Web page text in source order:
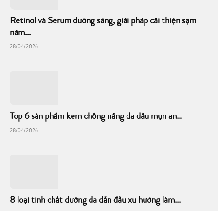
Retinol và Serum dưỡng sáng, giải pháp cải thiện sạm
nám...
28/04/2026
Top 6 sản phẩm kem chống nắng da dầu mụn an...
28/04/2026
8 loại tinh chất dưỡng da dẫn đầu xu hướng làm...